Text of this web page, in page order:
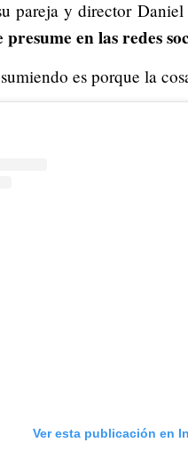
pareja y director Daniel
en las redes
es porque la
Ver esta publicación en